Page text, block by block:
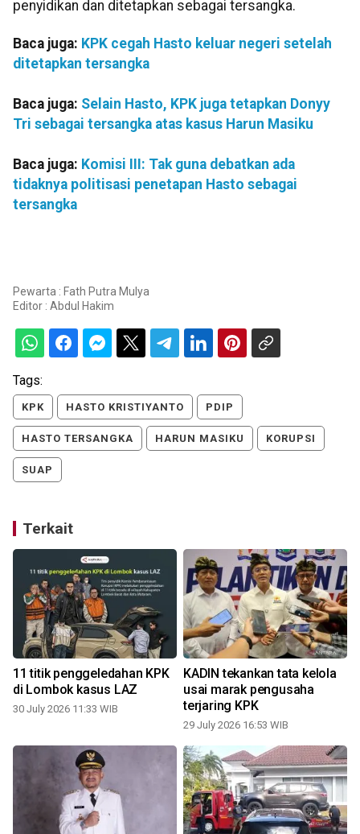
penyidikan dan ditetapkan sebagai tersangka.
Baca juga: KPK cegah Hasto keluar negeri setelah
ditetapkan tersangka
Baca juga: Selain Hasto, KPK juga tetapkan Donyy
Tri sebagai tersangka atas kasus Harun Masiku
Baca juga: Komisi III: Tak guna debatkan ada
tidaknya politisasi penetapan Hasto sebagai
tersangka
Pewarta : Fath Putra Mulya
Editor : Abdul Hakim
Tags:
KPK HASTO KRISTIYANTO PDIP
HASTO TERSANGKA HARUN MASIKU KORUPSI
SUAP
Terkait
11 titik penggeledahan KPK
di Lombok kasus LAZ
30 July 2026 11:33 WIB
KADIN tekankan tata kelola
usai marak pengusaha
terjaring KPK
29 July 2026 16:53 WIB